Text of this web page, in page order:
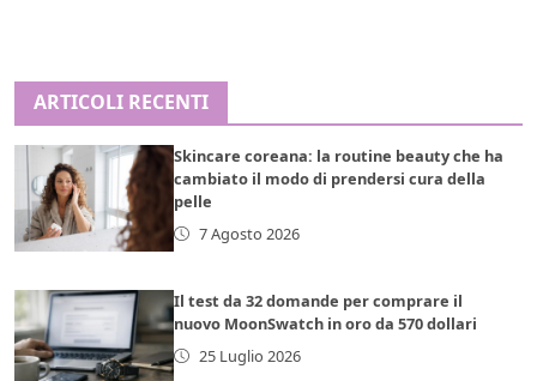
ARTICOLI RECENTI
Skincare coreana: la routine beauty che ha
cambiato il modo di prendersi cura della
pelle
7 Agosto 2026
Il test da 32 domande per comprare il
nuovo MoonSwatch in oro da 570 dollari
25 Luglio 2026